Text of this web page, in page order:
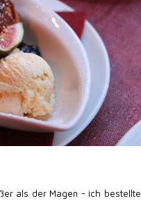
als der Magen - ich bestellte